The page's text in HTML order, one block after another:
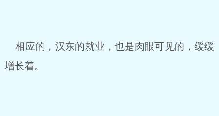
相应的，汉东的就业，也是肉眼可见的，缓缓
增长着。